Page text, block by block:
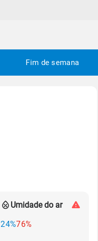
Fim de semana
Umidade do ar
24%76%